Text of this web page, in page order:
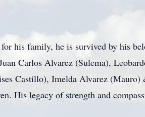
his family, he is survived by his
Carlos Alvarez (Sulema),
Castillo), Imelda Alvarez
His legacy of strength and